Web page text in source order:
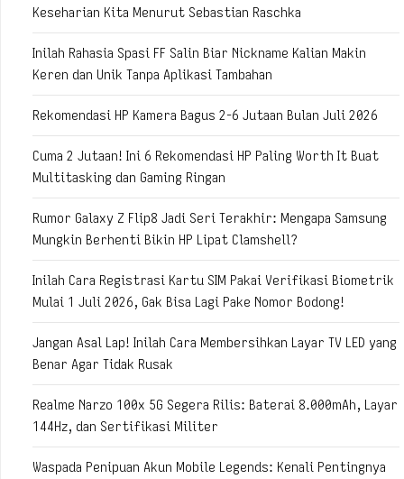
Keseharian Kita Menurut Sebastian Raschka
Inilah Rahasia Spasi FF Salin Biar Nickname Kalian Makin
Keren dan Unik Tanpa Aplikasi Tambahan
Rekomendasi HP Kamera Bagus 2-6 Jutaan Bulan Juli 2026
Cuma 2 Jutaan! Ini 6 Rekomendasi HP Paling Worth It Buat
Multitasking dan Gaming Ringan
Rumor Galaxy Z Flip8 Jadi Seri Terakhir: Mengapa Samsung
Mungkin Berhenti Bikin HP Lipat Clamshell?
Inilah Cara Registrasi Kartu SIM Pakai Verifikasi Biometrik
Mulai 1 Juli 2026, Gak Bisa Lagi Pake Nomor Bodong!
Jangan Asal Lap! Inilah Cara Membersihkan Layar TV LED yang
Benar Agar Tidak Rusak
Realme Narzo 100x 5G Segera Rilis: Baterai 8.000mAh, Layar
144Hz, dan Sertifikasi Militer
Waspada Penipuan Akun Mobile Legends: Kenali Pentingnya